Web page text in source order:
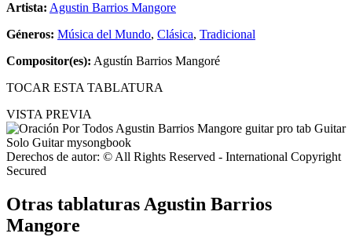
Artista: Agustin Barrios Mangore
Géneros: Música del Mundo, Clásica, Tradicional
Compositor(es): Agustín Barrios Mangoré
TOCAR ESTA TABLATURA
VISTA PREVIA
Derechos de autor: © All Rights Reserved - International Copyright
Secured
Otras tablaturas Agustin Barrios
Mangore